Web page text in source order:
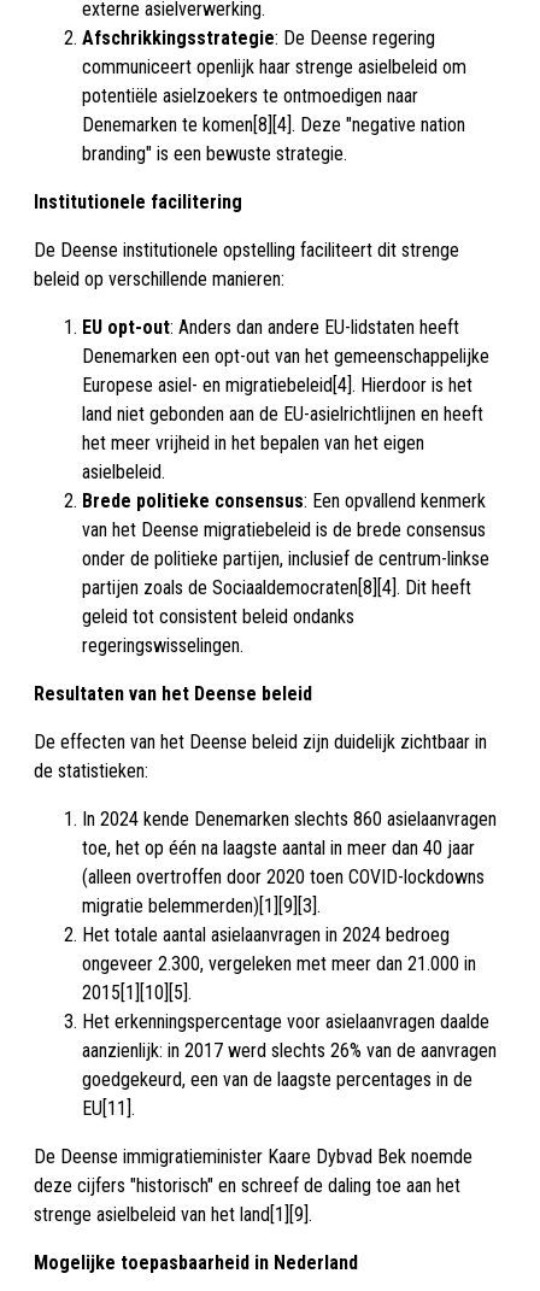
externe asielverwerking.
Afschrikkingsstrategie: De Deense regering
communiceert openlijk haar strenge asielbeleid om
potentiële asielzoekers te ontmoedigen naar
Denemarken te komen[8][4]. Deze "negative nation
branding" is een bewuste strategie.
Institutionele facilitering
De Deense institutionele opstelling faciliteert dit strenge
beleid op verschillende manieren:
EU opt-out: Anders dan andere EU-lidstaten heeft
Denemarken een opt-out van het gemeenschappelijke
Europese asiel- en migratiebeleid[4]. Hierdoor is het
land niet gebonden aan de EU-asielrichtlijnen en heeft
het meer vrijheid in het bepalen van het eigen
asielbeleid.
Brede politieke consensus: Een opvallend kenmerk
van het Deense migratiebeleid is de brede consensus
onder de politieke partijen, inclusief de centrum-linkse
partijen zoals de Sociaaldemocraten[8][4]. Dit heeft
geleid tot consistent beleid ondanks
regeringswisselingen.
Resultaten van het Deense beleid
De effecten van het Deense beleid zijn duidelijk zichtbaar in
de statistieken:
In 2024 kende Denemarken slechts 860 asielaanvragen
toe, het op één na laagste aantal in meer dan 40 jaar
(alleen overtroffen door 2020 toen COVID-lockdowns
migratie belemmerden)[1][9][3].
Het totale aantal asielaanvragen in 2024 bedroeg
ongeveer 2.300, vergeleken met meer dan 21.000 in
2015[1][10][5].
Het erkenningspercentage voor asielaanvragen daalde
aanzienlijk: in 2017 werd slechts 26% van de aanvragen
goedgekeurd, een van de laagste percentages in de
EU[11].
De Deense immigratieminister Kaare Dybvad Bek noemde
deze cijfers "historisch" en schreef de daling toe aan het
strenge asielbeleid van het land[1][9].
Mogelijke toepasbaarheid in Nederland